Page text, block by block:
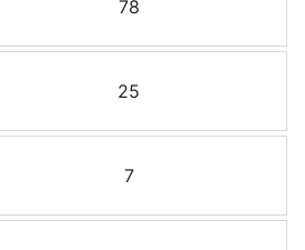
78
25
7